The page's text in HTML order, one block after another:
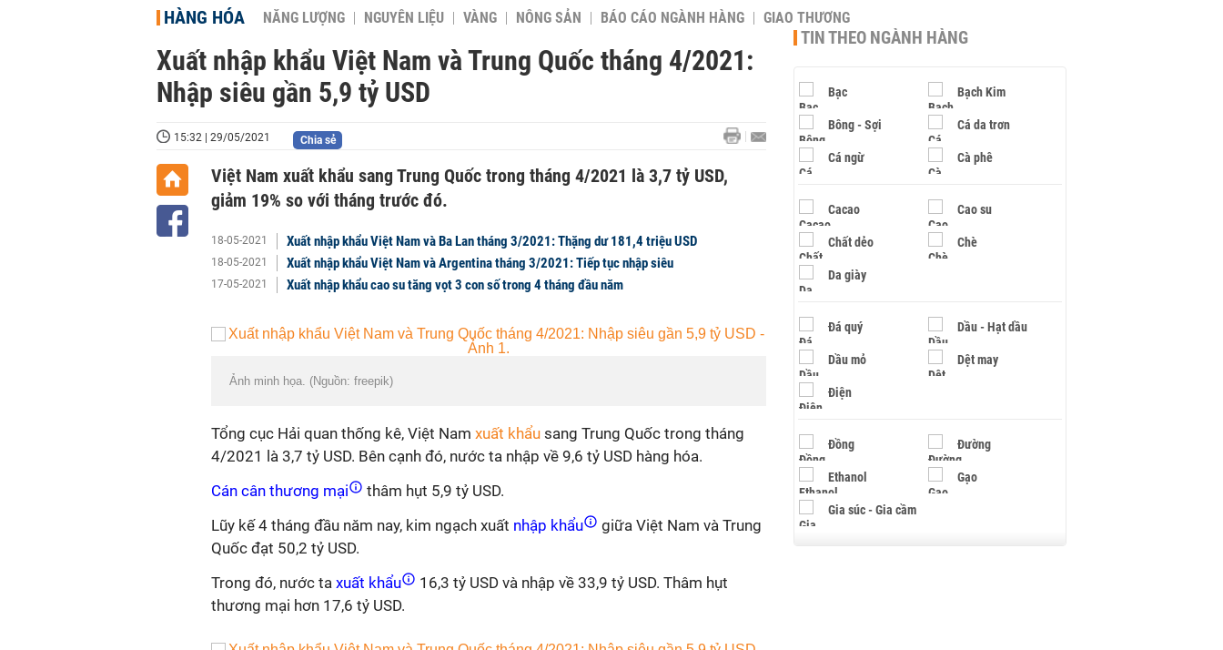
HÀNG HÓA NĂNG LƯỢNG NGUYÊN LIỆU VÀNG NÔNG SẢN BÁO CÁO NGÀNH HÀNG GIAO THƯƠNG
Xuất nhập khẩu Việt Nam và Trung Quốc tháng 4/2021:
Nhập siêu gần 5,9 tỷ USD
15:32 | 29/05/2021 Chia sẻ
Việt Nam xuất khẩu sang Trung Quốc trong tháng 4/2021 là 3,7 tỷ USD,
giảm 19% so với tháng trước đó.
18-05-2021 Xuất nhập khẩu Việt Nam và Ba Lan tháng 3/2021: Thặng dư 181,4 triệu USD
18-05-2021 Xuất nhập khẩu Việt Nam và Argentina tháng 3/2021: Tiếp tục nhập siêu
17-05-2021 Xuất nhập khẩu cao su tăng vọt 3 con số trong 4 tháng đầu năm
Ảnh minh họa. (Nguồn: freepik)
Tổng cục Hải quan thống kê, Việt Nam xuất khẩu sang Trung Quốc trong tháng
4/2021 là 3,7 tỷ USD. Bên cạnh đó, nước ta nhập về 9,6 tỷ USD hàng hóa.
Cán cân thương mại
thâm hụt 5,9 tỷ USD.
Lũy kế 4 tháng đầu năm nay, kim ngạch xuất nhập khẩu
giữa Việt Nam và Trung
Quốc đạt 50,2 tỷ USD.
Trong đó, nước ta xuất khẩu
16,3 tỷ USD và nhập về 33,9 tỷ USD. Thâm hụt
thương mại hơn 17,6 tỷ USD.
TIN THEO NGÀNH HÀNG
Bạc Bạch Kim
Bông - Sợi Cá da trơn
Cá ngừ Cà phê
Cacao Cao su
Chất dẻo Chè
Da giày
Đá quý Dầu - Hạt dầu
Dầu mỏ Dệt may
Điện
Đồng Đường
Ethanol Gạo
Gia súc - Gia cầm